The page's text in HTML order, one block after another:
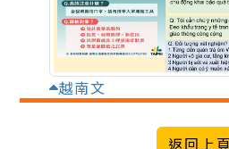
越南文